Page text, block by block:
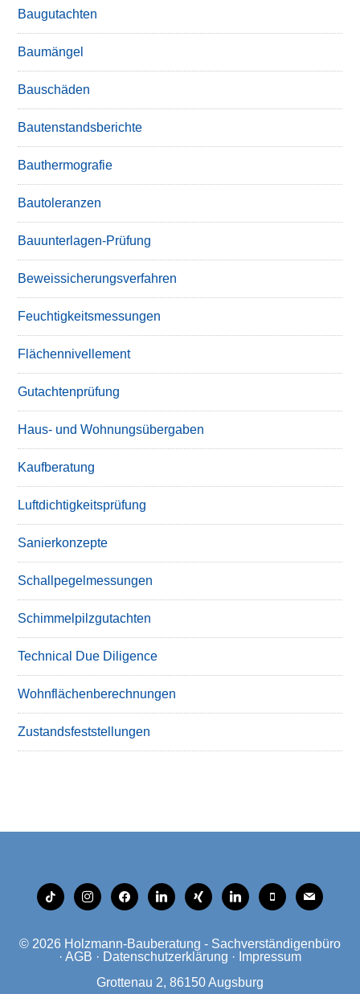
Baugutachten
Baumängel
Bauschäden
Bautenstandsberichte
Bauthermografie
Bautoleranzen
Bauunterlagen-Prüfung
Beweissicherungsverfahren
Feuchtigkeitsmessungen
Flächennivellement
Gutachtenprüfung
Haus- und Wohnungsübergaben
Kaufberatung
Luftdichtigkeitsprüfung
Sanierkonzepte
Schallpegelmessungen
Schimmelpilzgutachten
Technical Due Diligence
Wohnflächenberechnungen
Zustandsfeststellungen
tiktok instagramfacebooklinkedinxing linkedinmobilemail
© 2026 Holzmann-Bauberatung - Sachverständigenbüro
· AGB · Datenschutzerklärung · Impressum
Grottenau 2, 86150 Augsburg